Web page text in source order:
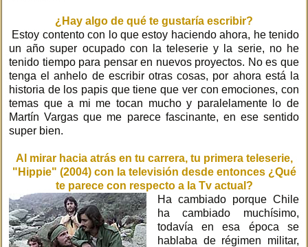
¿Hay algo de qué te gustaría escribir?
Estoy contento con lo que estoy haciendo ahora, he tenido
un año super ocupado con la teleserie y la serie, no he
tenido tiempo para pensar en nuevos proyectos. No es que
tenga el anhelo de escribir otras cosas, por ahora está la
historia de los papis que tiene que ver con emociones, con
temas que a mi me tocan mucho y paralelamente lo de
Martín Vargas que me parece fascinante, en ese sentido
super bien.
Al mirar hacia atrás en tu carrera, tu primera teleserie,
"Hippie" (2004) con la televisión desde entonces ¿Qué
te parece con respecto a la Tv actual?
Ha cambiado porque Chile
ha cambiado muchísimo,
todavía en esa época se
hablaba de régimen militar,